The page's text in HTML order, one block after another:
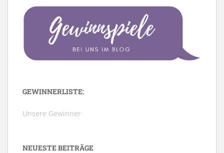
GEWINNERLISTE:
Unsere Gewinner
NEUESTE BEITRÄGE